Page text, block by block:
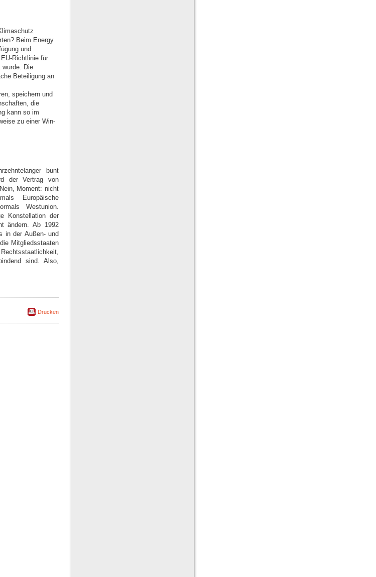
Beim Energy
und
Richtlinie für
wurde. Die
Beteiligung an
speichern und
die
kann so im
zu einer Win-
bunt
der Vertrag von
Moment: nicht
Europäische
Westunion.
Konstellation der
ändern. Ab 1992
in der Außen- und
Mitgliedsstaaten
sind. Also,
Drucken